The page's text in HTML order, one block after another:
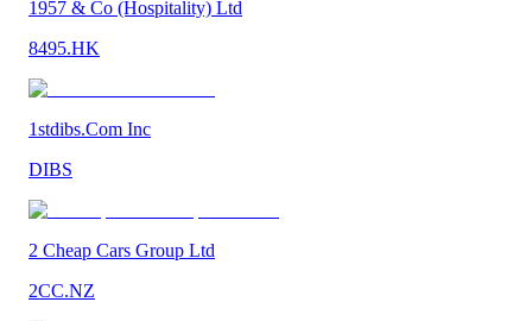
1957 & Co (Hospitality) Ltd
8495.HK
1stdibs.Com Inc
DIBS
2 Cheap Cars Group Ltd
2CC.NZ